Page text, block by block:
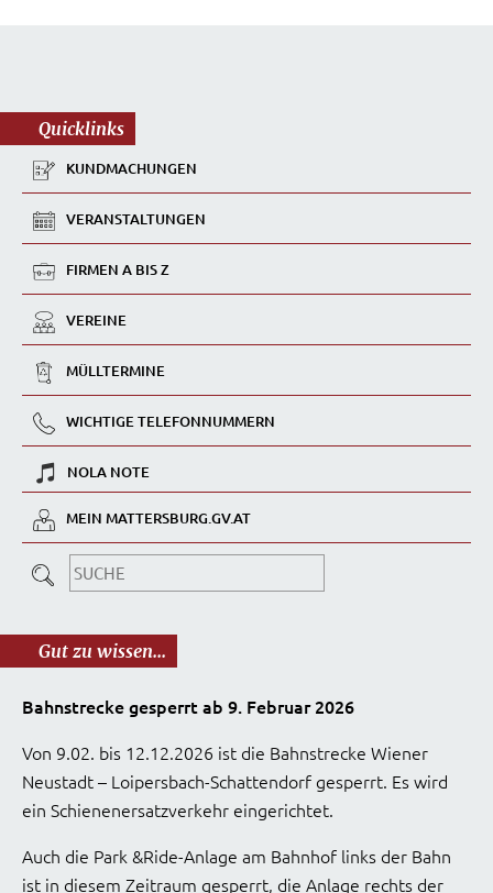
Quicklinks
KUNDMACHUNGEN
VERANSTALTUNGEN
FIRMEN A BIS Z
VEREINE
MÜLLTERMINE
WICHTIGE TELEFONNUMMERN
NOLA NOTE
MEIN MATTERSBURG.GV.AT
Gut zu wissen...
Bahnstrecke gesperrt ab 9. Februar 2026
Von 9.02. bis 12.12.2026 ist die Bahnstrecke Wiener
Neustadt – Loipersbach-Schattendorf gesperrt. Es wird
ein Schienenersatzverkehr eingerichtet.
Auch die Park &Ride-Anlage am Bahnhof links der Bahn
ist in diesem Zeitraum gesperrt, die Anlage rechts der